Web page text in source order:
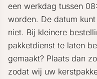
een werkdag tussen
worden. De datum
niet. Bij kleinere
pakketdienst te laten
gemaakt? Plaats dan
zodat wij uw